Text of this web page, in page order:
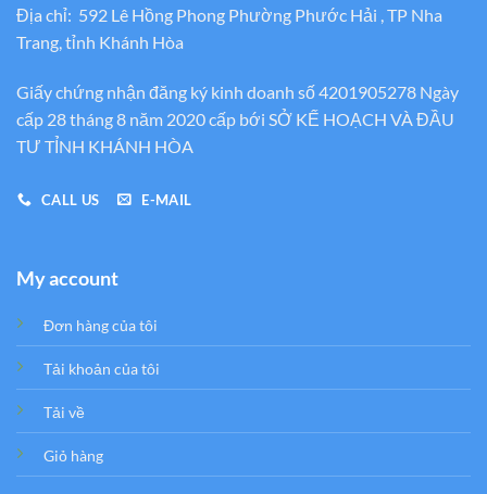
Địa chỉ: 592 Lê Hồng Phong Phường Phước Hải , TP Nha
Trang, tỉnh Khánh Hòa
Giấy chứng nhận đăng ký kinh doanh số 4201905278 Ngày
cấp 28 tháng 8 năm 2020 cấp bới SỞ KẾ HOẠCH VÀ ĐẦU
TƯ TỈNH KHÁNH HÒA
CALL US E-MAIL
My account
Đơn hàng của tôi
Tải khoản của tôi
Tải về
Giỏ hàng